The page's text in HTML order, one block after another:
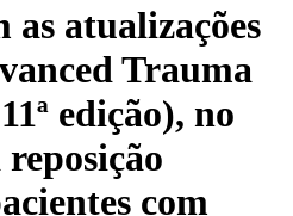
as atualizações
Trauma
edição), no
reposição
com